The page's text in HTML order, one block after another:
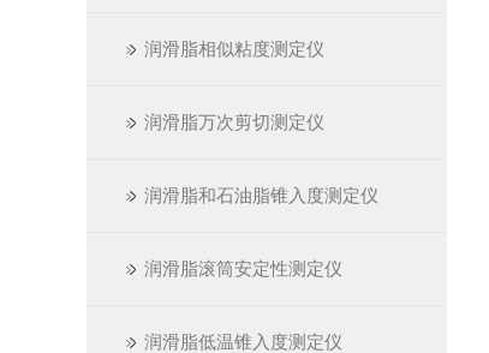
润滑脂相似粘度测定仪
润滑脂万次剪切测定仪
润滑脂和石油脂锥入度测定仪
润滑脂滚筒安定性测定仪
润滑脂低温锥入度测定仪